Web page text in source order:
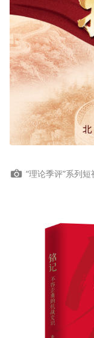
“理论季评”系列